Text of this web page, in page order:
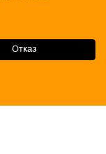
Отказ